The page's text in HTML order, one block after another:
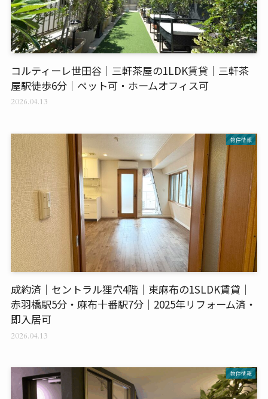
コルティーレ世田谷｜三軒茶屋の1LDK賃貸｜三軒茶
屋駅徒歩6分｜ペット可・ホームオフィス可
2026.04.13
物件情報
成約済｜セントラル狸穴4階｜東麻布の1SLDK賃貸｜
赤羽橋駅5分・麻布十番駅7分｜2025年リフォーム済・
即入居可
2026.04.13
物件情報